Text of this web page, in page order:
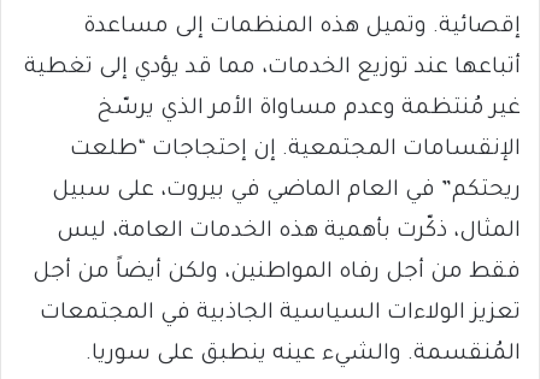
إقصائية. وتميل هذه المنظمات إلى مساعدة
أتباعها عند توزيع الخدمات، مما قد يؤدي إلى تغطية
غير مُنتظمة وعدم مساواة الأمر الذي يرسّخ
الإنقسامات المجتمعية. إن إحتجاجات “طلعت
ريحتكم” في العام الماضي في بيروت، على سبيل
المثال، ذكّرت بأهمية هذه الخدمات العامة، ليس
فقط من أجل رفاه المواطنين، ولكن أيضاً من أجل
تعزيز الولاءات السياسية الجاذبية في المجتمعات
المُنقسمة. والشيء عينه ينطبق على سوريا.